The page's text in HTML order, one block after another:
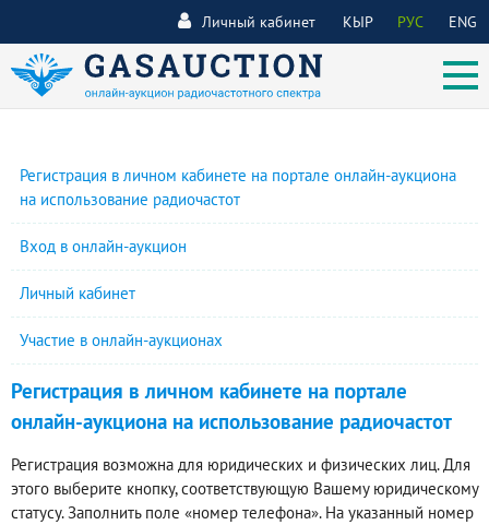
КЫР РУС ENG
Личный кабинет
Регистрация в личном кабинете на портале онлайн-аукциона
на использование радиочастот
Вход в онлайн-аукцион
Личный кабинет
Участие в онлайн-аукционах
Регистрация в личном кабинете на портале
онлайн-аукциона на использование радиочастот
Регистрация возможна для юридических и физических лиц. Для
этого выберите кнопку, соответствующую Вашему юридическому
статусу. Заполнить поле «номер телефона». На указанный номер